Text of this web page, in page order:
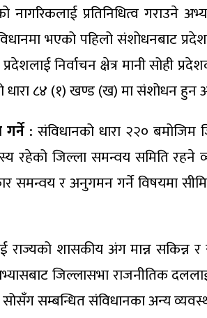
नागरिकलाई प्रतिनिधित्व
भएको पहिलो संशोधनबाट
निर्वाचन क्षेत्र मानी
धारा ८४ (१) खण्ड (ख) मा संशोधन
: संविधानको धारा २२० बमोजिम
रहेको जिल्ला समन्वय समिति
समन्वय र अनुगमन गर्ने विषयमा
शासकीय अंग मान्न सकिन्न
जिल्लासभा राजनीतिक
सम्बन्धित संविधानका अन्य